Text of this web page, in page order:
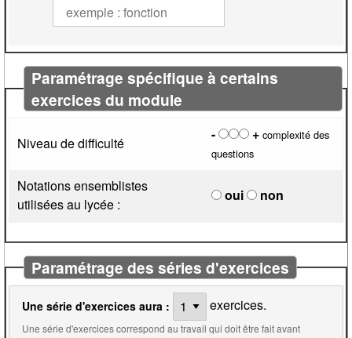
Paramétrage spécifique à certains
exercices du module
Niveau de difficulté
- + complexité des
questions
Notations ensemblistes
utilisées au lycée :
oui non
Paramétrage des séries d'exercices
Une série d'exercices aura : exercices.
Une série d'exercices correspond au travail qui doit être fait avant